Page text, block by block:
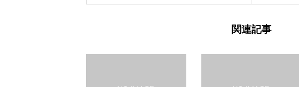
関連記事